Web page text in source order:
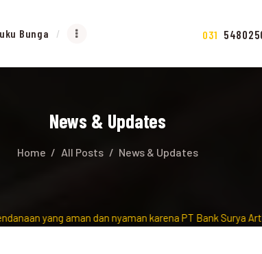
Bunga 031
News & Updates
Home All Posts News & Updates
dan nyaman karena PT Bank Surya Artha